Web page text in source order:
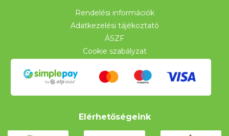
Rendelési információk
Adatkezelési tájékoztató
ÁSZF
Cookie szabályzat
Elérhetőségeink